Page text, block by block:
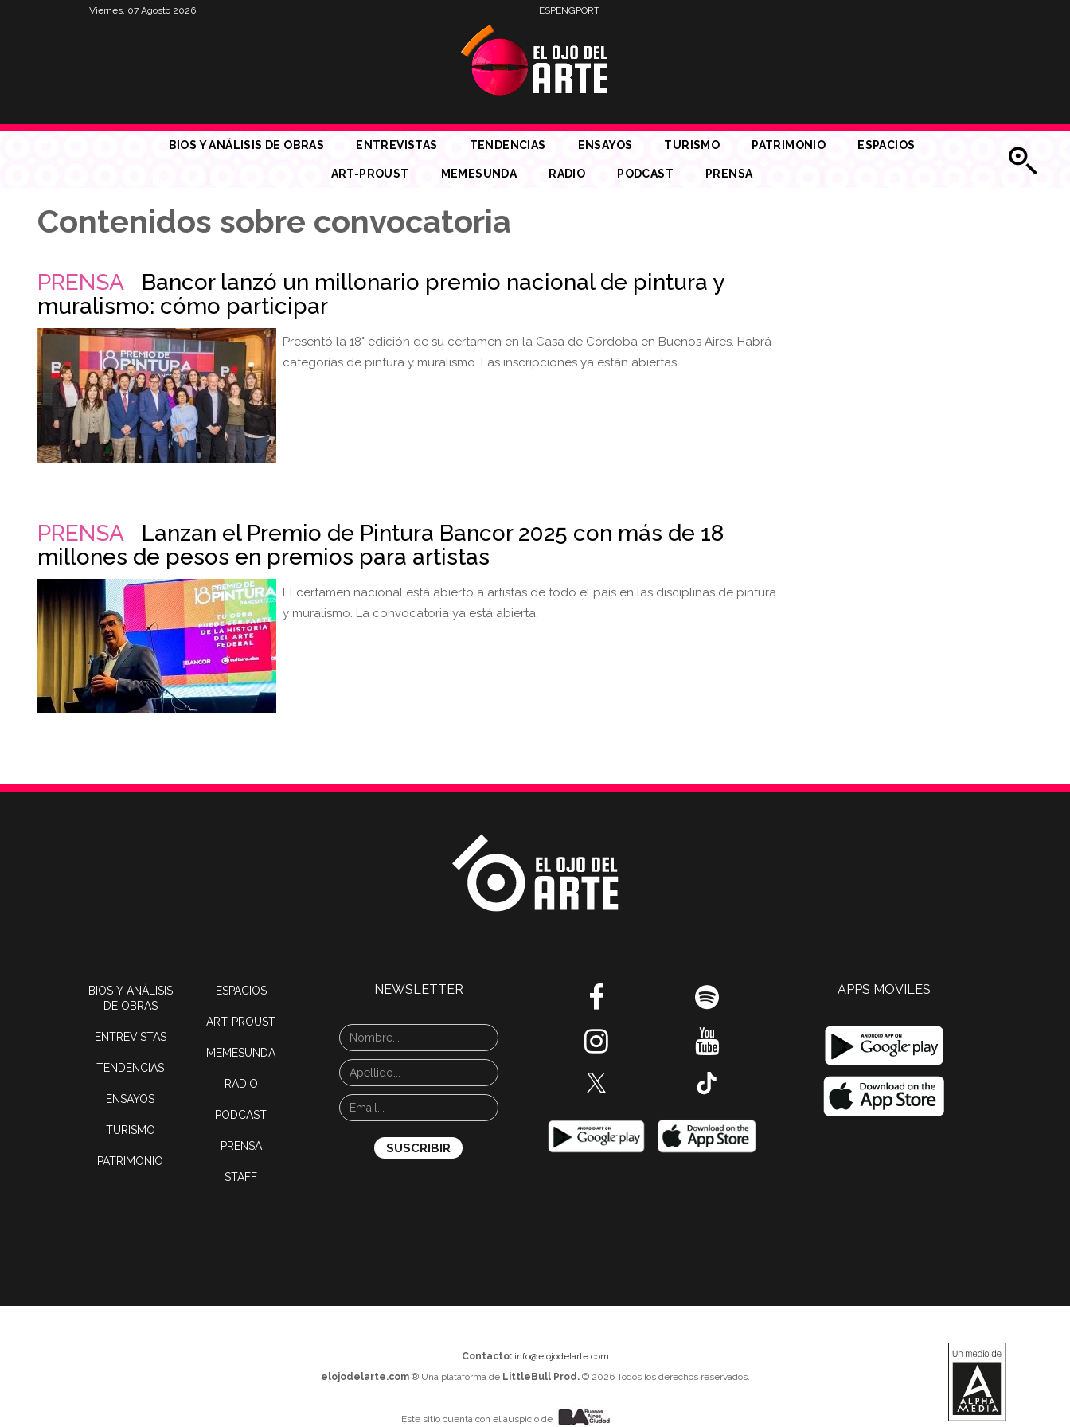
Viernes, 07 Agosto 2026 ESPENGPORT
BIOS Y ANÁLISIS DE OBRAS ENTREVISTAS TENDENCIAS ENSAYOS TURISMO PATRIMONIO ESPACIOS
ART-PROUST MEMESUNDA RADIO PODCAST PRENSA
Contenidos sobre convocatoria
PRENSA
Bancor lanzó un millonario premio nacional de pintura y
muralismo: cómo participar
Presentó la 18° edición de su certamen en la Casa de Córdoba en Buenos Aires. Habrá
categorías de pintura y muralismo. Las inscripciones ya están abiertas.
PRENSA
Lanzan el Premio de Pintura Bancor 2025 con más de 18
millones de pesos en premios para artistas
El certamen nacional está abierto a artistas de todo el país en las disciplinas de pintura
y muralismo. La convocatoria ya está abierta.
BIOS Y ANÁLISIS
DE OBRAS
ENTREVISTAS
TENDENCIAS
ENSAYOS
TURISMO
PATRIMONIO
ESPACIOS
ART-PROUST
MEMESUNDA
RADIO
PODCAST
PRENSA
STAFF
NEWSLETTER APPS MOVILES
Contacto: info@elojodelarte.com
elojodelarte.com® Una plataforma de LittleBull Prod.© 2026 Todos los derechos reservados.
Este sitio cuenta con el auspicio de